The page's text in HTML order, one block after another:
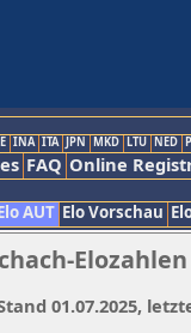
INA ITA JPN MKD LTU NED
FAQ Online
AUT Elo Vorschau
Elozahlen
01.07.2025,